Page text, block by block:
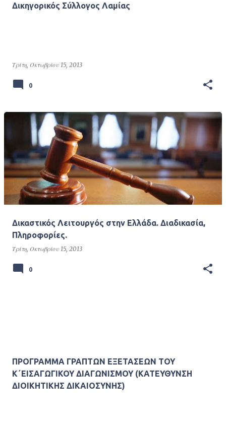
Δικηγορικός Σύλλογος Λαμίας
Τρίτη, Οκτωβρίου 15, 2013
0
Δικαστικός Λειτουργός στην Ελλάδα. Διαδικασία,
Πληροφορίες.
Τρίτη, Οκτωβρίου 15, 2013
0
ΠΡΟΓΡΑΜΜΑ ΓΡΑΠΤΩΝ ΕΞΕΤΑΣΕΩΝ ΤΟΥ
Κ΄ΕΙΣΑΓΩΓΙΚΟΥ ΔΙΑΓΩΝΙΣΜΟΥ (ΚΑΤΕΥΘΥΝΣΗ
ΔΙΟΙΚΗΤΙΚΗΣ ΔΙΚΑΙΟΣΥΝΗΣ)